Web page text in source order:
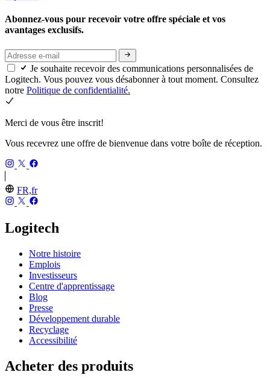
Abonnez-vous pour recevoir votre offre spéciale et vos
avantages exclusifs.
Je souhaite recevoir des communications personnalisées de
Logitech. Vous pouvez vous désabonner à tout moment. Consultez
notre Politique de confidentialité.
Merci de vous être inscrit!
Vous recevrez une offre de bienvenue dans votre boîte de réception.
FR,fr
Logitech
Notre histoire
Emplois
Investisseurs
Centre d'apprentissage
Blog
Presse
Développement durable
Recyclage
Accessibilité
Acheter des produits